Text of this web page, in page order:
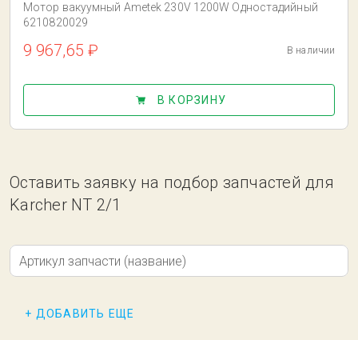
Мотор вакуумный Ametek 230V 1200W Одностадийный
6210820029
9 967,65 ₽ В наличии
В КОРЗИНУ
Оставить заявку на подбор запчастей для
Karcher NT 2/1
Артикул запчасти (название)
+ ДОБАВИТЬ ЕЩЕ